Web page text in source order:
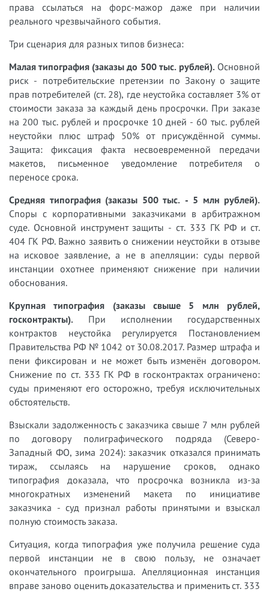
права ссылаться на форс-мажор даже при наличии
реального чрезвычайного события.
Три сценария для разных типов бизнеса:
Малая типография (заказы до 500 тыс. рублей). Основной
риск - потребительские претензии по Закону о защите
прав потребителей (ст. 28), где неустойка составляет 3% от
стоимости заказа за каждый день просрочки. При заказе
на 200 тыс. рублей и просрочке 10 дней - 60 тыс. рублей
неустойки плюс штраф 50% от присуждённой суммы.
Защита: фиксация факта несвоевременной передачи
макетов, письменное уведомление потребителя о
переносе срока.
Средняя типография (заказы 500 тыс. - 5 млн рублей).
Споры с корпоративными заказчиками в арбитражном
суде. Основной инструмент защиты - ст. 333 ГК РФ и ст.
404 ГК РФ. Важно заявить о снижении неустойки в отзыве
на исковое заявление, а не в апелляции: суды первой
инстанции охотнее применяют снижение при наличии
обоснования.
Крупная типография (заказы свыше 5 млн рублей,
госконтракты). При исполнении государственных
контрактов неустойка регулируется Постановлением
Правительства РФ № 1042 от 30.08.2017. Размер штрафа и
пени фиксирован и не может быть изменён договором.
Снижение по ст. 333 ГК РФ в госконтрактах ограничено:
суды применяют его осторожно, требуя исключительных
обстоятельств.
Взыскали задолженность с заказчика свыше 7 млн рублей
по договору полиграфического подряда (Северо-
Западный ФО, зима 2024): заказчик отказался принимать
тираж, ссылаясь на нарушение сроков, однако
типография доказала, что просрочка возникла из-за
многократных изменений макета по инициативе
заказчика - суд признал работы принятыми и взыскал
полную стоимость заказа.
Ситуация, когда типография уже получила решение суда
первой инстанции не в свою пользу, не означает
окончательного проигрыша. Апелляционная инстанция
вправе заново оценить доказательства и применить ст. 333